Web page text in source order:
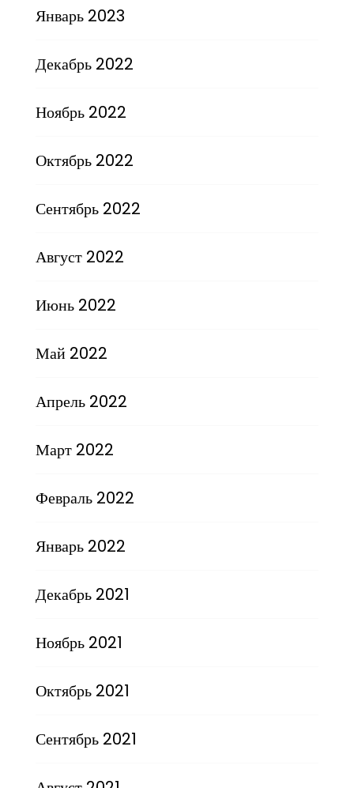
Январь 2023
Декабрь 2022
Ноябрь 2022
Октябрь 2022
Сентябрь 2022
Август 2022
Июнь 2022
Май 2022
Апрель 2022
Март 2022
Февраль 2022
Январь 2022
Декабрь 2021
Ноябрь 2021
Октябрь 2021
Сентябрь 2021